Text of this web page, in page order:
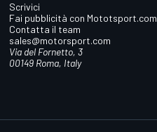
Scrivici
Fai pubblicità con Mototsport.com
Contatta il team
sales@motorsport.com
Via del Fornetto, 3
00149 Roma, Italy